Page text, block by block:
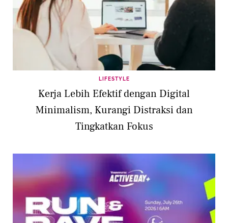
LIFESTYLE
Kerja Lebih Efektif dengan Digital
Minimalism, Kurangi Distraksi dan
Tingkatkan Fokus